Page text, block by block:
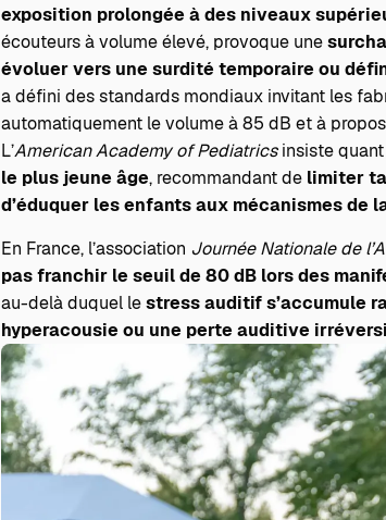
exposition prolongée à des niveaux
écouteurs à volume élevé, provoque une
évoluer vers une surdité temporaire ou
a défini des standards mondiaux invitant les
automatiquement le volume à 85 dB et à
L’American Academy of Pediatricsinsiste quant
le plus jeune âge, recommandant de limiter
d’éduquer les enfants aux mécanismes de
En France, l’association Journée Nationale de
pas franchir le seuil de 80 dB lors des
au-delà duquel lestress auditif s’accumule
hyperacousie ou une perte auditive